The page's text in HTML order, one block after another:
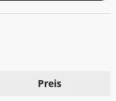
Preis